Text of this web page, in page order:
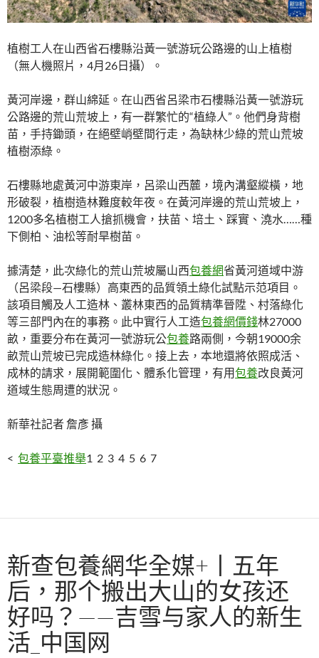
植樹工人在山西省石樓縣沿黃一號游玩公路邊的山上植樹
（無人機照片，4月26日攝）。
黃河岸邊，群山綿延。在山西省呂梁市石樓縣沿黃一號游玩
公路邊的荒山荒坡上，有一群繁忙的“植綠人”。他們身背樹
苗，手持鋤頭，在絕壁峭壁間行走，為缺林少綠的荒山荒坡
植樹添綠。
石樓縣地處黃河中游東岸，呂梁山西麓，境內溝壑縱橫，地
形破裂，植樹造林難度較年夜。在黃河岸邊的荒山荒坡上，
1200多名植樹工人搶抓機會，扶苗、培土、踩實、澆水……種
下側柏、油松等耐旱樹苗。
據清楚，此次綠化的荒山荒坡屬山西包養網省黃河道域中游
（呂梁段—石樓縣）高東西的品質領土綠化試點示范項目。
該項目觸及人工造林、叢林東西的品質精準晉陞、村落綠化
等三部門內在的事務。此中實行人工造包養網價錢林27000
畝，重要分布在黃河一號游玩公包養路兩側，今朝19000余
畝荒山荒坡已完成造林綠化。接上去，本地還將依照成活、
成林的請求，展開範圍化、體系化管理，有用包養改良黃河
道域生態周遭的狀況。
新華社記者 詹彥 攝
< 包養平臺推舉1 2 3 4 5 6 7
新查包養網华全媒+丨五年
后，那个搬出大山的女孩还
好吗？——吉雪与家人的新生
活_中国网